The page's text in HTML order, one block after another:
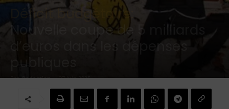
Déficit budgétaire:
Nouvelle coupe de 5 milliards
d’euros dans les dépenses
publiques
Par Redaction - 27 juin 2025